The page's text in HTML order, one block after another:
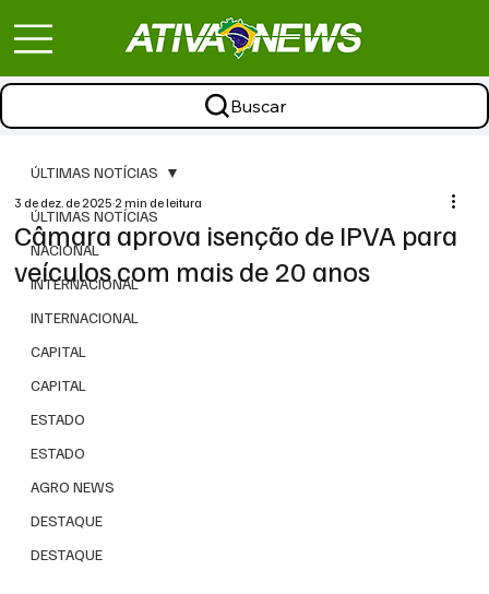
Buscar
ÚLTIMAS NOTÍCIAS
NACIONAL
INTERNACIONAL
INTERNACIONAL
CAPITAL
CAPITAL
ESTADO
ESTADO
AGRO NEWS
DESTAQUE
DESTAQUE
ÚLTIMAS NOTÍCIAS
Câmara aprova isenção de IPVA para
veículos com mais de 20 anos
3 de dez. de 20252 min de leitura